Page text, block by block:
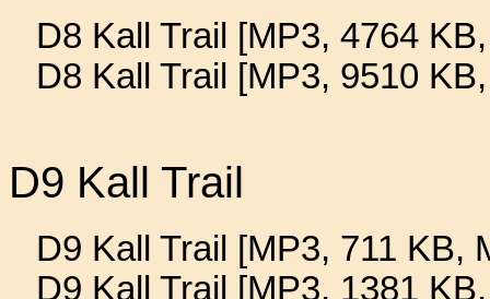
D8 Kall Trail [MP3, 4764
D8 Kall Trail [MP3, 9510
D9 Kall Trail
D9 Kall Trail [MP3, 711 KB,
D9 Kall Trail [MP3, 1381